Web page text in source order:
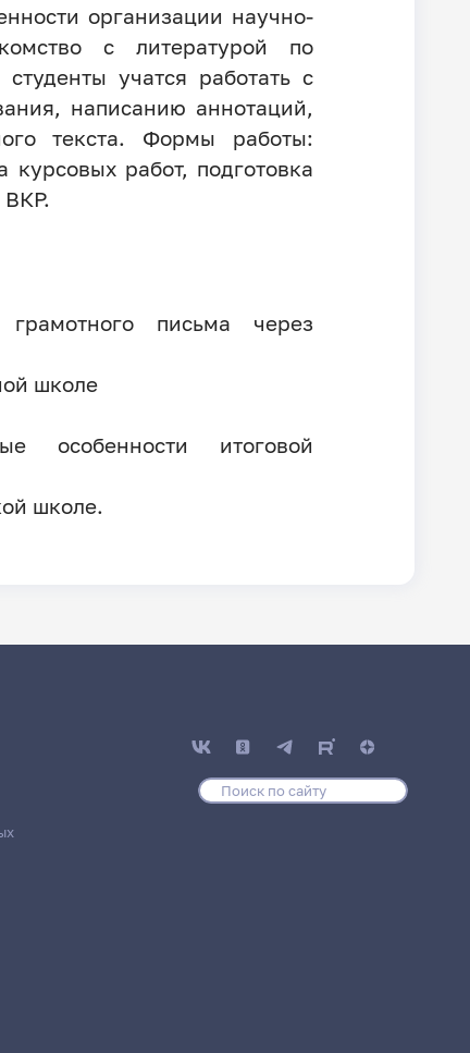
организации научно-
с литературой по
учатся работать с
написанию аннотаций,
текста. Формы работы:
работ, подготовка
работ и ВКР.
письма через
школе
особенности итоговой
школе.